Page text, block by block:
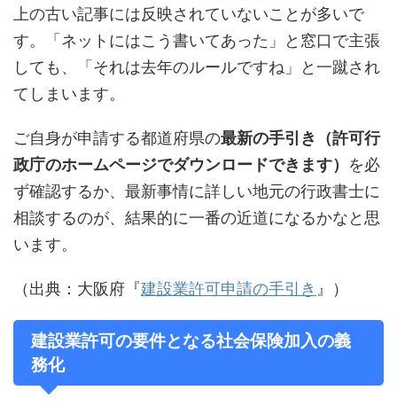
上の古い記事には反映されていないことが多いで
す。「ネットにはこう書いてあった」と窓口で主張
しても、「それは去年のルールですね」と一蹴され
てしまいます。
ご自身が申請する都道府県の最新の手引き（許可行
政庁のホームページでダウンロードできます） を必
ず確認するか、最新事情に詳しい地元の行政書士に
相談するのが、結果的に一番の近道になるかなと思
います。
（出典：大阪府『建設業許可申請の手引き 』）
建設業許可の要件となる社会保険加入の義
務化